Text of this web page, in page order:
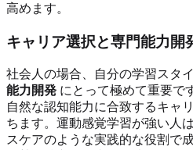
高めます。
キャリア選択と専門能力開
社会人の場合、自分の学習スタ
能力開発 にとって極めて重要で
自然な認知能力に合致するキャ
ちます。運動感覚学習が強い人
スケアのような実践的な役割で